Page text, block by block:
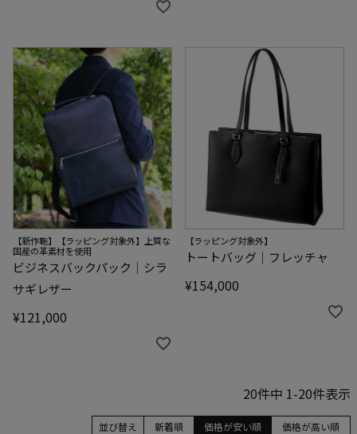
【新作鞄】【ラッピング対象外】上質な
国産の革素材を使用
ビジネスバックパック｜シラ
サギレザー
¥121,000
【ラッピング対象外】
トートバッグ｜フレッチャ
¥154,000
並び替え 価格が安い順 価格が高い順
新着順
20件中 1-20件表示